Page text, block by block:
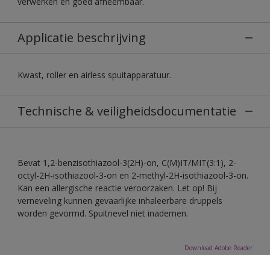
Applicatie beschrijving
Kwast, roller en airless spuitapparatuur.
Technische & veiligheidsdocumentatie
Bevat 1,2-benzisothiazool-3(2H)-on, C(M)IT/MIT(3:1), 2-
octyl-2H-isothiazool-3-on en 2-methyl-2H-isothiazool-3-on.
Kan een allergische reactie veroorzaken. Let op! Bij
verneveling kunnen gevaarlijke inhaleerbare druppels
worden gevormd. Spuitnevel niet inademen.
Download Adobe Reader